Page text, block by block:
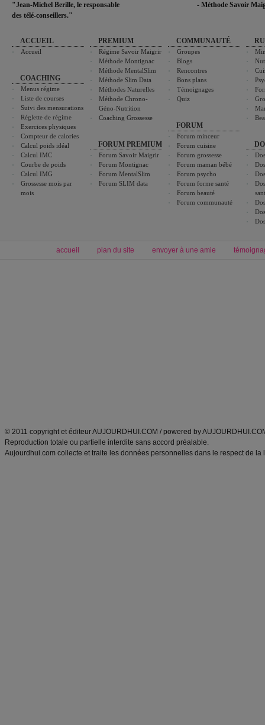
"Jean-Michel Berille, le responsable
des télé-conseillers."
- Méthode Savoir
ACCUEIL
Accueil
COACHING
Menus régime
Liste de courses
Suivi des mensurations
Réglette de régime
Exercices physiques
Compteur de calories
Calcul poids idéal
Calcul IMC
Courbe de poids
Calcul IMG
Grossesse mois par
mois
PREMIUM
Régime Savoir Maigrir
Méthode Montignac
Méthode MentalSlim
Méthode Slim Data
Méthodes Naturelles
Méthode Chrono-
Géno-Nutrition
Coaching Grossesse
FORUM PREMIUM
Forum Savoir Maigrir
Forum Montignac
Forum MentalSlim
Forum SLIM data
COMMUNAUTÉ
Groupes
Blogs
Rencontres
Bons plans
Témoignages
Quiz
FORUM
Forum minceur
Forum cuisine
Forum grossesse
Forum maman bébé
Forum psycho
Forum forme santé
Forum beauté
Forum communauté
accueil plan du site envoyer à une amie
© 2011 copyright et éditeur AUJOURDHUI.COM / powered by
Reproduction totale ou partielle interdite sans accord préalable.
Aujourdhui.com collecte et traite les données personnelles dans le respect de